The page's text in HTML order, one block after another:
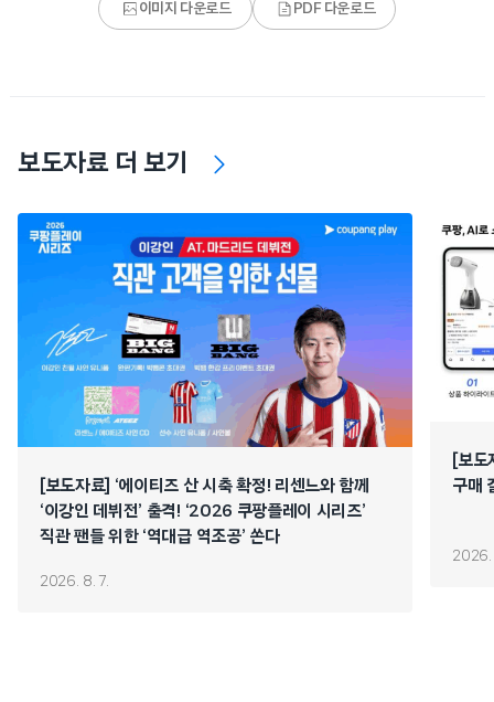
이미지 다운로드 PDF 다운로드
보도자료 더 보기
[보도자료] ‘에이티즈 산 시축 확정! 리센느와 함께
‘이강인 데뷔전’ 출격! ‘2026 쿠팡플레이 시리즈’
직관 팬들 위한 ‘역대급 역조공’ 쏜다
2026. 8. 7.
[보
구매
2026.